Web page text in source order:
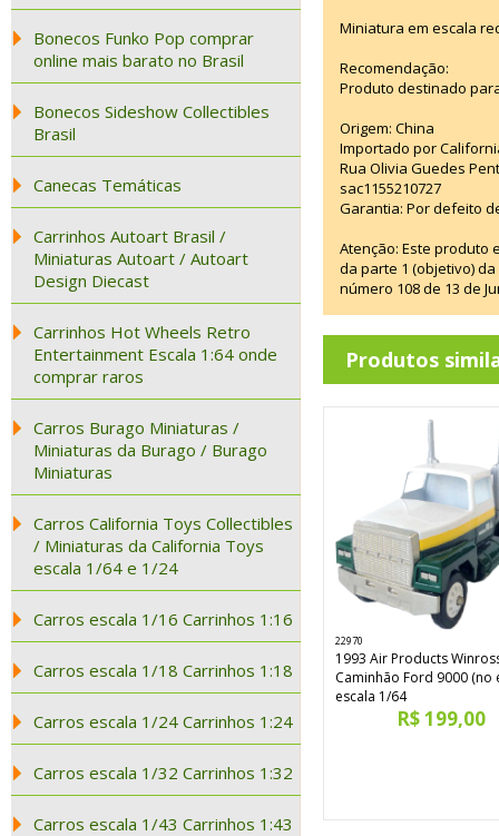
Bonecos Funko Pop comprar
online mais barato no Brasil
Bonecos Sideshow Collectibles
Brasil
Canecas Temáticas
Carrinhos Autoart Brasil /
Miniaturas Autoart / Autoart
Design Diecast
Carrinhos Hot Wheels Retro
Entertainment Escala 1:64 onde
comprar raros
Carros Burago Miniaturas /
Miniaturas da Burago / Burago
Miniaturas
Carros California Toys Collectibles
/ Miniaturas da California Toys
escala 1/64 e 1/24
Carros escala 1/16 Carrinhos 1:16
Carros escala 1/18 Carrinhos 1:18
Carros escala 1/24 Carrinhos 1:24
Carros escala 1/32 Carrinhos 1:32
Carros escala 1/43 Carrinhos 1:43
Miniatura em escala
Recomendação:
Produto destinado
Origem: China
Importado por
Rua Olivia Guedes
sac1155210727
Garantia: Por defeito
Atenção: Este produto
da parte 1 (objetivo)
número 108 de 13 de
Produtos
22970
1993 Air Products
Caminhão Ford 9000 (no
escala 1/64
R$ 199,00